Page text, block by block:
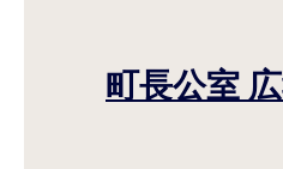
町長公室